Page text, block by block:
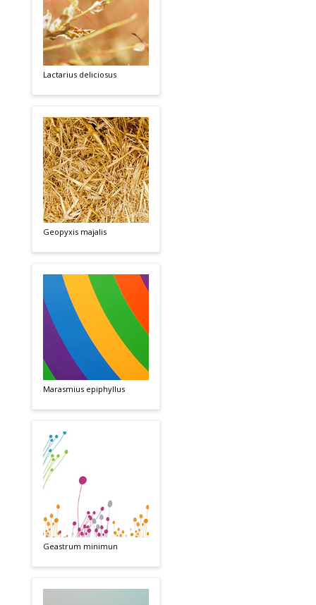
Lactarius deliciosus
Geopyxis majalis
Marasmius epiphyllus
Geastrum minimun